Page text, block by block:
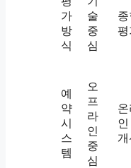
가
방
식
술
중
심
평
예
약
시
스
템
오
프
라
인
중
심
인
개